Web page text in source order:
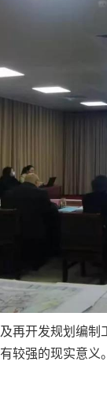
再开发规划编
较强的现实意义